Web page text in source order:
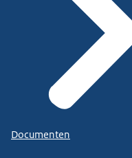
Documenten